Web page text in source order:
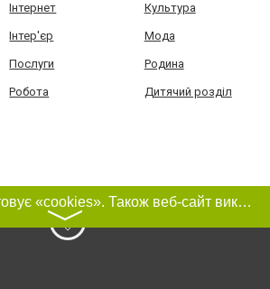
Інтернет Культура
Інтер'єр Мода
Послуги Родина
Робота Дитячий розділ
Цей сайт використовує «cookies». Також веб-сайт використовує інтернет-сервіс для збору технічних даних стосовно відвідувачів з метою отримання маркетингової та статистичної інформації. Умови обробки даних відвідувачів сайту див.
〉